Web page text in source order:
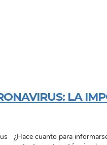
LA
¿Hace cuanto para